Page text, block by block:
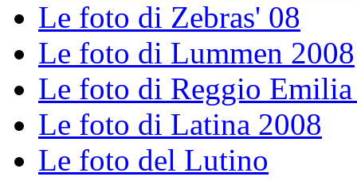
Le foto di Zebras' 08
Le foto di Lummen 2008
Le foto di Reggio
Le foto di Latina 2008
Le foto del Lutino